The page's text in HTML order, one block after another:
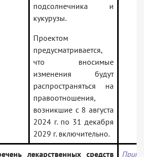
подсолнечника и
кукурузы.
Проектом
предусматривается,
что вносимые
изменения будут
распространяться на
правоотношения,
возникшие с 8 августа
2024 г. по 31 декабря
2029 г. включительно.
лекарственных средств